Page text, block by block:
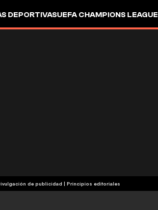
DEPORTIVASUEFA CHAMPIONS LEAGUE
de publicidad | Principios editoriales